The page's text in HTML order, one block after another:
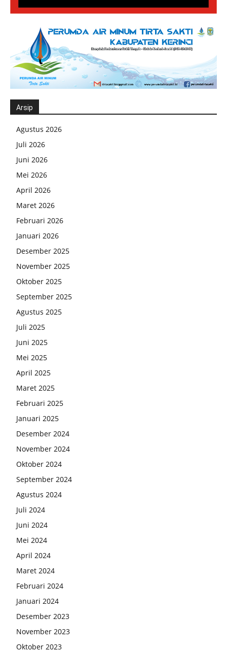
Arsip
Agustus 2026
Juli 2026
Juni 2026
Mei 2026
April 2026
Maret 2026
Februari 2026
Januari 2026
Desember 2025
November 2025
Oktober 2025
September 2025
Agustus 2025
Juli 2025
Juni 2025
Mei 2025
April 2025
Maret 2025
Februari 2025
Januari 2025
Desember 2024
November 2024
Oktober 2024
September 2024
Agustus 2024
Juli 2024
Juni 2024
Mei 2024
April 2024
Maret 2024
Februari 2024
Januari 2024
Desember 2023
November 2023
Oktober 2023